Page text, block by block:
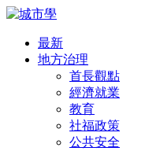
最新
地方治理
首長觀點
經濟就業
教育
社福政策
公共安全